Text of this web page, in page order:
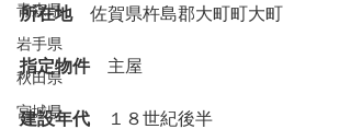
青森県
岩手県
秋田県
宮城県
所在地 佐賀県杵島郡大町町大町
指定物件 主屋
建設年代 １８世紀後半